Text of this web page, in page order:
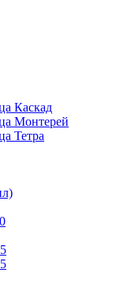
Каскад
Монтерей
Тетра